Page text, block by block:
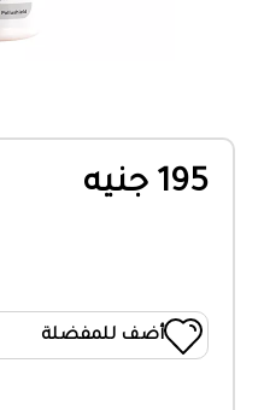
195 جنيه
أضف للمفضلة